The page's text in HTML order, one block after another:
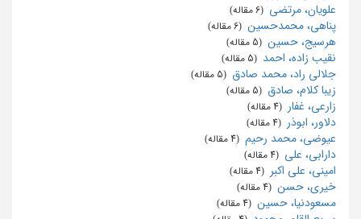
علویان، مرتضی
پناهی، محمدحسین
هرسیج، حسین
نقیب زاده، احمد
جلالی راد، محمد صادق
زیبا کلام، صادق
زارعی، غفار
دلاور، ابوذر
عیوضی، محمد رحیم
دارابی، علی
امینی، علی اکبر
خیری، حسن
مسعودنیا، حسین